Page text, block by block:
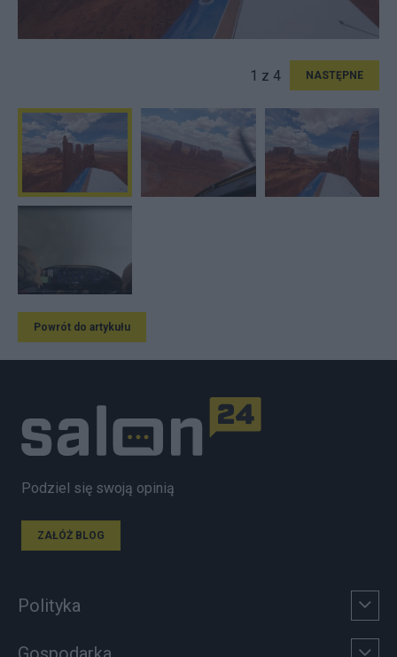
1 z 4 NASTĘPNE
Powrót do artykułu
Podziel się swoją opinią
ZAŁÓŻ BLOG
Polityka